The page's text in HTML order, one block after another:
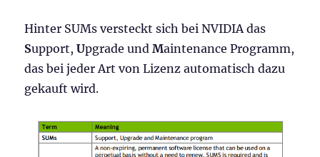
Hinter SUMs versteckt sich bei NVIDIA das
Support,Upgrade undMaintenance Programm,
das bei jeder Art von Lizenz automatisch dazu
gekauft wird.